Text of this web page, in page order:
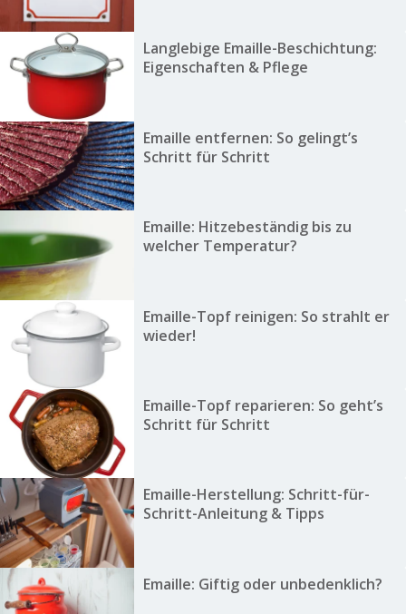
Langlebige Emaille-Beschichtung:
Eigenschaften & Pflege
Emaille entfernen: So gelingt’s
Schritt für Schritt
Emaille: Hitzebeständig bis zu
welcher Temperatur?
Emaille-Topf reinigen: So strahlt er
wieder!
Emaille-Topf reparieren: So geht’s
Schritt für Schritt
Emaille-Herstellung: Schritt-für-
Schritt-Anleitung & Tipps
Emaille: Giftig oder unbedenklich?